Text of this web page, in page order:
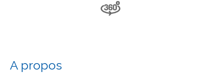
a propos